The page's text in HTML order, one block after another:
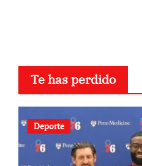
Te has perdido
Deporte